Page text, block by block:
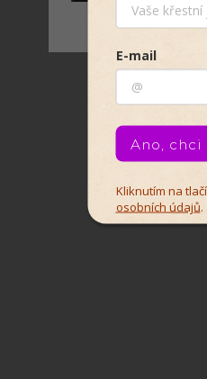
E-mail
Ano,
Kliknutím na
osobních údajů.